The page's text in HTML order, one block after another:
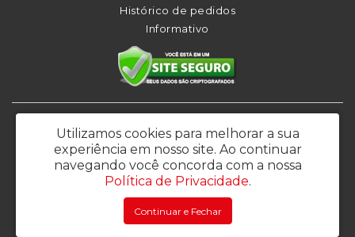
Histórico de pedidos
Informativo
26.639.144/0001-86
Rua Francisco Perotti 45 - Bela Vista – Osasco / SP - CEP: 06070-050 -
Email: vendas@klbrasil.com.br
KL Brasil © 2026
Desenvolvido por 88digital
Utilizamos cookies para melhorar a sua
experiência em nosso site. Ao continuar
navegando você concorda com a nossa
Política de Privacidade.
Continuar e Fechar